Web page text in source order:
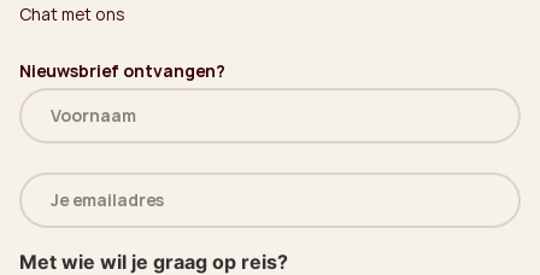
Chat met ons
Nieuwsbrief ontvangen?
Naam
(Vereist)
E-
mailadres
(Vereist)
Met wie wil je graag op reis?